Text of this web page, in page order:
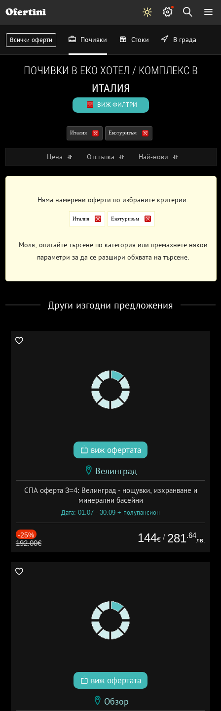
Ofertini
Всички оферти Почивки Стоки В града
ПОЧИВКИ В ЕКО ХОТЕЛ / КОМПЛЕКС В
ИТАЛИЯ
ВИЖ ФИЛТРИ
Италия Екотуризъм
Цена Отстъпка Най-нови
Няма намерени оферти по избраните критерии:
Италия Екотуризъм
Моля, опитайте търсене по категория или премахнете някои
параметри за да се разшири обхвата на търсене.
Други изгодни предложения
виж офертата
Велинград
СПА оферта 3=4: Велинград - нощувки, изхранване и
минерални басейни
Дата: 01.07 - 30.09 + полупансион
-25%
192.00€ 144€ / 281.64
лв.
виж офертата
Обзор